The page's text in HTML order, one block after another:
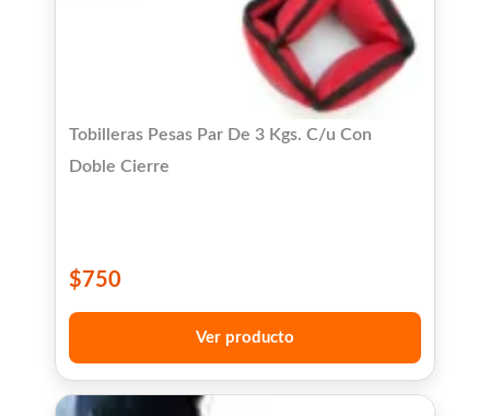
Tobilleras Pesas Par De 3 Kgs. C/u Con
Doble Cierre
$750
Ver producto